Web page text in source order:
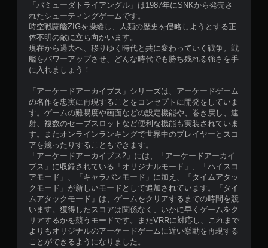
「バミューダトライアングル」は1987年にSNKから発売さ
れたシューティングゲームです。
時空戦闘艦ZIGを操縦し、人類の歴史を侵略しようとする正
体不明の敵に立ち向かいます。
現在から過去へ、移りゆく時代と共に変わっていく戦争。戦
艦をパワーアップさせ、どんな時代でも勝ち残れる強さを手
に入れましょう！
「アーケードアーカイブス」シリーズは、アーケードゲーム
の名作を忠実に再現することをコンセプトに開発をしていま
す。ゲームの難易度や画面などの設定機能や、巻き戻し、連
射、複数のセーブスロットなど便利な機能も実装されていま
す。またオンラインランキングで世界中のプレイヤーとスコ
アを競ったりすることもできます。
「アーケードアーカイブス2」には、「アーケードアーカイ
ブス」に収録されている「オリジナルモード」、「ハイスコ
アモード」、「キャラバンモード」に加え、「タイムアタッ
クモード」が新しいモードとして追加されています。「タイ
ムアタックモード」は、ゲームをクリアするまでの時間を競
います。獲得したスコアは関係なく、いかに早くゲームをク
リアするかを競うモードです。またVRRに対応し、これまで
よりもオリジナルのアーケードゲームに近い挙動を再現する
ことができるようになりました。